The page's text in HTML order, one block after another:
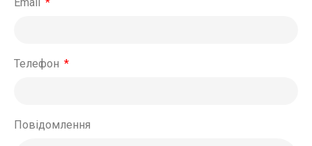
Телефон
Повідомлення